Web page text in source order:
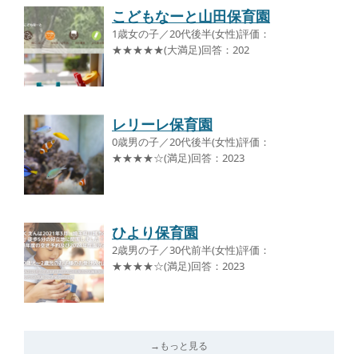
こどもなーと山田保育園
1歳女の子／20代後半(女性)評価：
★★★★★(大満足)回答：202
レリーレ保育園
0歳男の子／20代後半(女性)評価：
★★★★☆(満足)回答：2023
ひより保育園
2歳男の子／30代前半(女性)評価：
★★★★☆(満足)回答：2023
→もっと見る